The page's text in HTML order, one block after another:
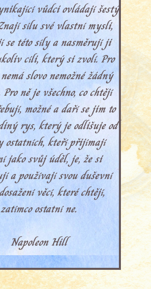
vůdci ovládají šestý
sílu své vlastní mysli,
se této síly a nasměrují ji
cíli, který si zvolí. Pro
slovo nemožné žádný
ně je všechno, co chtějí
možné a daří se jim to
rys, který je odlišuje od
ostatních, kteří přijímají
jako svůj úděl, je, že si
a používají svou duševní
věcí, které chtějí,
zatímco ostatní ne.
Napoleon Hill